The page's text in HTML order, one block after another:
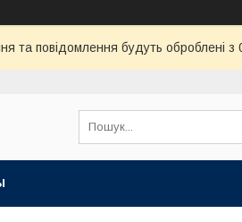
та повідомлення будуть оброблені